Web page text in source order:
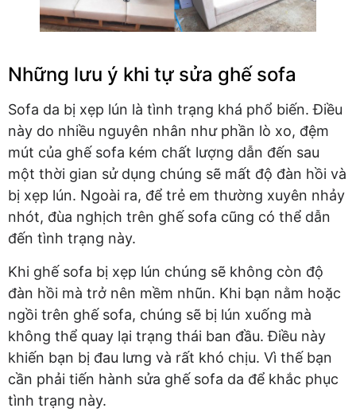
Những lưu ý khi tự sửa ghế sofa
Sofa da bị xẹp lún là tình trạng khá phổ biến. Điều
này do nhiều nguyên nhân như phần lò xo, đệm
mút của ghế sofa kém chất lượng dẫn đến sau
một thời gian sử dụng chúng sẽ mất độ đàn hồi và
bị xẹp lún. Ngoài ra, để trẻ em thường xuyên nhảy
nhót, đùa nghịch trên ghế sofa cũng có thể dẫn
đến tình trạng này.
Khi ghế sofa bị xẹp lún chúng sẽ không còn độ
đàn hồi mà trở nên mềm nhũn. Khi bạn nằm hoặc
ngồi trên ghế sofa, chúng sẽ bị lún xuống mà
không thể quay lại trạng thái ban đầu. Điều này
khiến bạn bị đau lưng và rất khó chịu. Vì thế bạn
cần phải tiến hành sửa ghế sofa da để khắc phục
tình trạng này.